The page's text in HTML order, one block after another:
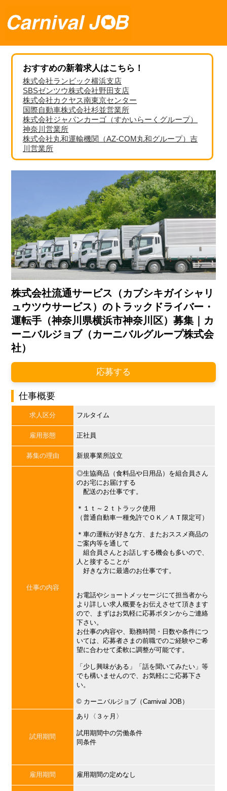
おすすめの新着求人はこちら！
株式会社ランビック横浜支店
SBSゼンツウ株式会社野田支店
株式会社カクヤス南東京センター
国際自動車株式会社杉並営業所
株式会社ジャパンカーゴ（すかいらーくグループ）
神奈川営業所
株式会社丸和運輸機関（AZ-COM丸和グループ）吉
川営業所
株式会社流通サービス（カブシキガイシャリ
ュウツウサービス）のトラックドライバー・
運転手（神奈川県横浜市神奈川区）募集｜カ
ーニバルジョブ（カーニバルグループ株式会
社）
応募する
仕事概要
求人区分 フルタイム
雇用形態 正社員
募集の理由 新規事業所設立
仕事の内容
◎生協商品（食料品や日用品）を組合員さん
のお宅にお届けする
配送のお仕事です。
＊１ｔ～２ｔトラック使用
（普通自動車一種免許でＯＫ／ＡＴ限定可）
＊車の運転が好きな方、またおススメ商品の
ご案内等を通して
組合員さんとお話しする機会も多いので、
人と接することが
好きな方に最適のお仕事です。
お電話やショートメッセージにて担当者から
より詳しい求人概要をお伝えさせて頂きます
ので、まずはお気軽に応募ボタンからご連絡
下さい。
お仕事の内容や、勤務時間・日数や条件につ
いては、応募者さまの前職でのご経験やご希
望に合わせて柔軟に調整が可能です。
「少し興味がある」「話を聞いてみたい」等
でも構いませんので、お気軽にご応募下さ
い。
©︎ カーニバルジョブ（Carnival JOB）
試用期間
あり〈３ヶ月〉
試用期間中の労働条件
同条件
雇用期間 雇用期間の定めなし